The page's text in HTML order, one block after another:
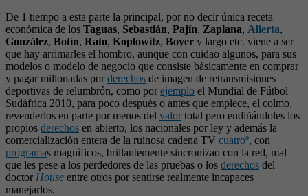
De 1 tiempo a esta parte la principal, por no decir única receta
económica de los Taguas, Sebastián, Pajín, Zaplana, Alierta,
González, Botín, Rato, Koplowitz, Boyer y largo etc. viene a ser
que hay arrimarles el hombro, aunque con cuidao algunos, para sus
modelos o modelo de negocio que consiste básicamente en comprar
y pagar millonadas por derechos de imagen de retransmisiones
deportivas de relumbrón, como por ejemplo el Mundial de Fútbol
Sudáfrica 2010, para poco después o antes que empiece, el colmo,
revenderlos en parte por menos del valor total pero endiñándoles los
propios derechos en abierto, los nacionales por ley y además la
comercialización entera de la ruinosa cadena TV cuatroº, con
programas magníficos, brillantemente sincronizao con la red, mal
que les pese a los perdedores de las pruebas o los derechos del
doctor House entre otros por sentirse realmente incapaces
manejarlos.